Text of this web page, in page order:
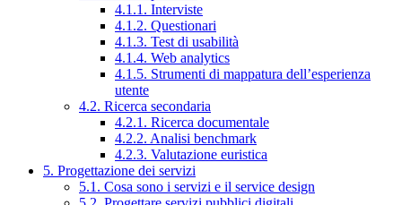
4.1.1. Interviste
4.1.2. Questionari
4.1.3. Test di usabilità
4.1.4. Web analytics
4.1.5. Strumenti di mappatura dell’esperienza
utente
4.2. Ricerca secondaria
4.2.1. Ricerca documentale
4.2.2. Analisi benchmark
4.2.3. Valutazione euristica
5. Progettazione dei servizi
5.1. Cosa sono i servizi e il service design